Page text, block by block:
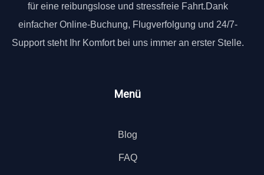
für eine reibungslose und stressfreie Fahrt.Dank
einfacher Online-Buchung, Flugverfolgung und 24/7-
Support steht Ihr Komfort bei uns immer an erster Stelle.
Menü
Blog
FAQ